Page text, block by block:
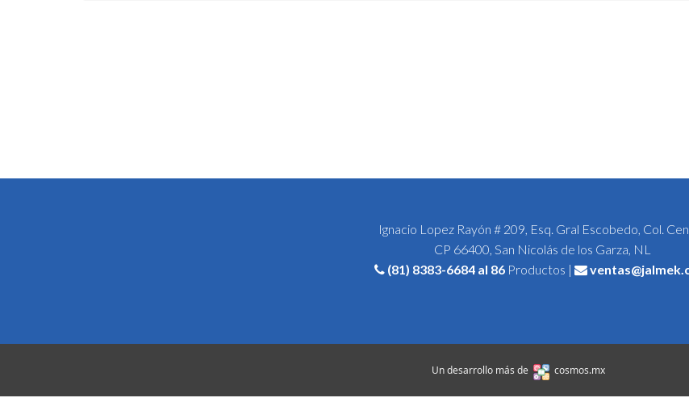
Ignacio Lopez Rayón # 209, Esq. Gral Escobedo, Col.
CP 66400, San Nicolás de los Garza, NL
(81) 8383-6684 al 86 Productos |
Un desarrollo más de cosmos.mx